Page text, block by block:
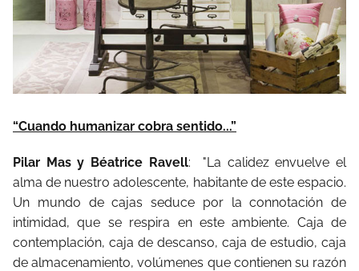
“Cuando humanizar cobra sentido...”
Pilar Mas y Béatrice Ravell: "La calidez envuelve el
alma de nuestro adolescente, habitante de este espacio.
Un mundo de cajas seduce por la connotación de
intimidad, que se respira en este ambiente. Caja de
contemplación, caja de descanso, caja de estudio, caja
de almacenamiento, volúmenes que contienen su razón